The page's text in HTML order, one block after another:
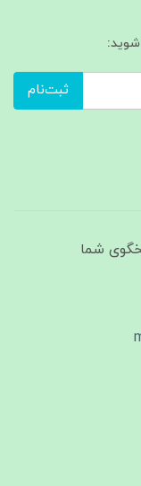
شوید:
ثبت‌نام
پاسخگوی شما